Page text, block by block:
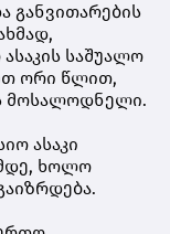
განვითარების
საშუალო
ორი წლით,
მოსალოდნელი.
ასაკი
ხოლო